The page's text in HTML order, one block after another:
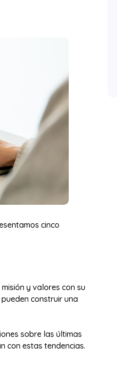
cinco
y valores con su
construir una
sobre las últimas
con estas tendencias.